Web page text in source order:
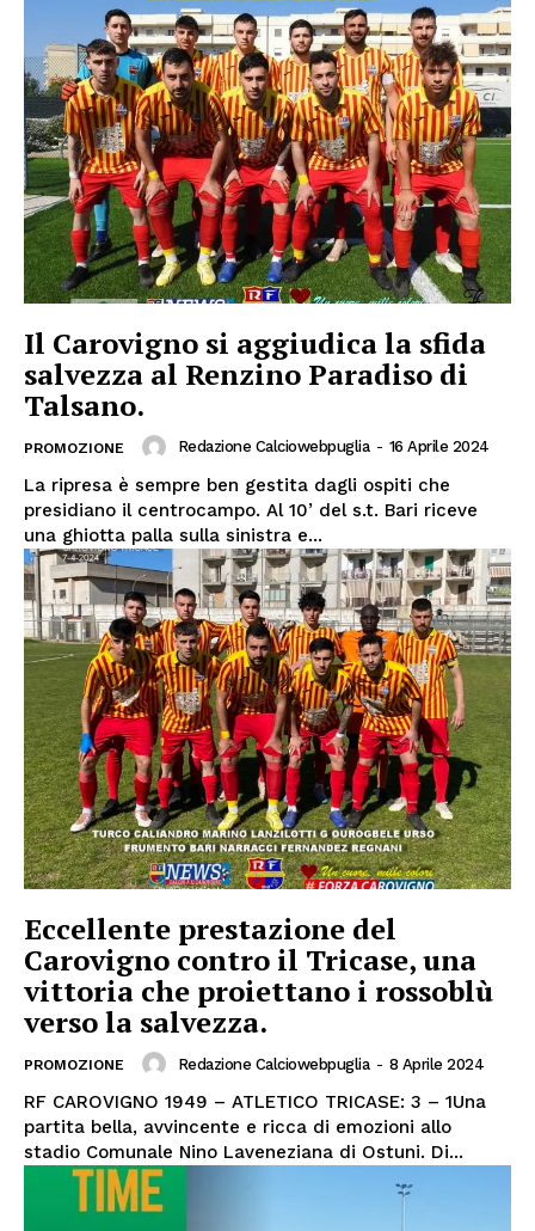
Il Carovigno si aggiudica la sfida
salvezza al Renzino Paradiso di
Talsano.
PROMOZIONE Redazione Calciowebpuglia - 16 Aprile 2024
La ripresa è sempre ben gestita dagli ospiti che
presidiano il centrocampo. Al 10’ del s.t. Bari riceve
una ghiotta palla sulla sinistra e...
Eccellente prestazione del
Carovigno contro il Tricase, una
vittoria che proiettano i rossoblù
verso la salvezza.
PROMOZIONE Redazione Calciowebpuglia - 8 Aprile 2024
RF CAROVIGNO 1949 – ATLETICO TRICASE: 3 – 1Una
partita bella, avvincente e ricca di emozioni allo
stadio Comunale Nino Laveneziana di Ostuni. Di...